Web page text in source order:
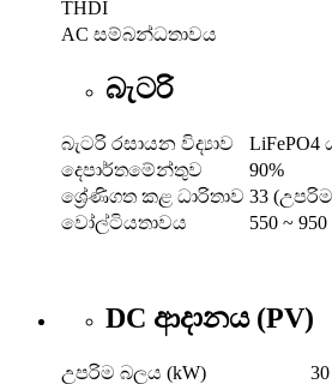
THDI
AC සම්බන්ධතාවය
බැටරි
බැටරි රසායන විද්‍යාව
LiFePO4
දෙපාර්තමේන්තුව
90%
ශ්‍රේණිගත කළ ධාරිතාව 33
වෝල්ටියතාවය
550 ~
DC ආදානය (PV)
උපරිම බලය (kW)
30